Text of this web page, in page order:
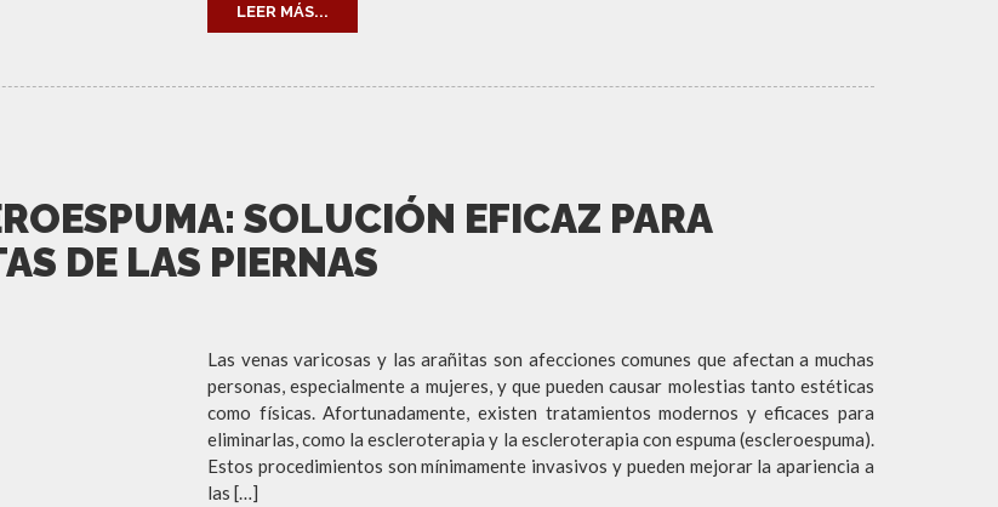
LEER MÁS...
SOLUCIÓN EFICAZ PARA
DE LAS PIERNAS
Las venas varicosas y las arañitas son afecciones comunes que afectan a muchas
personas, especialmente a mujeres, y que pueden causar molestias tanto estéticas
como físicas. Afortunadamente, existen tratamientos modernos y eficaces para
eliminarlas, como la escleroterapia y la escleroterapia con espuma (escleroespuma).
Estos procedimientos son mínimamente invasivos y pueden mejorar la apariencia a
las […]